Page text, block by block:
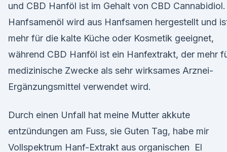
und CBD Hanföl ist im Gehalt von CBD Cannabidiol.
Hanfsamenöl wird aus Hanfsamen hergestellt und
mehr für die kalte Küche oder Kosmetik geeignet,
während CBD Hanföl ist ein Hanfextrakt, der mehr
medizinische Zwecke als sehr wirksames Arznei-
Ergänzungsmittel verwendet wird.
Durch einen Unfall hat meine Mutter akkute
entzündungen am Fuss, sie Guten Tag, habe mir
Vollspektrum Hanf-Extrakt aus organischen El